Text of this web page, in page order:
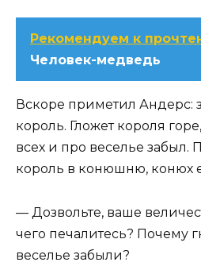
Рекомендуем к
Человек-медведь
Вскоре приметил Андерс:
король. Гложет короля
всех и про веселье
король в конюшню, конюх
— Дозвольте, ваше
чего печалитесь? Почему
веселье забыли?